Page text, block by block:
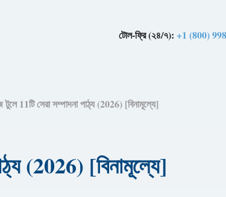
টোল-ফ্রি (২৪/৭):+1 (800)
টুলে 11টি সেরা সম্পাদনা পাঠ্য (2026) [বিনামূল্যে]
(2026) [বিনামূল্যে]